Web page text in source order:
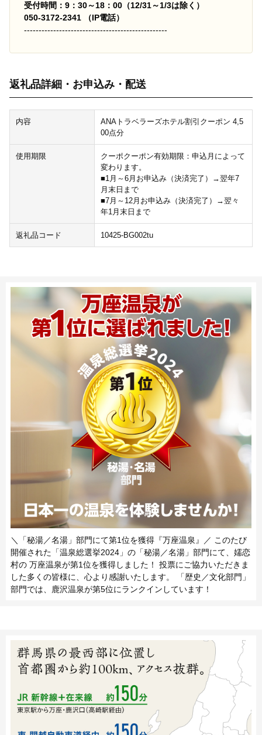
受付時間：9：30～18：00（12/31～1/3は除く）
050-3172-2341 （IP電話）
-------------------------------------------------
返礼品詳細・お申込み・配送
内容
ANAトラベラーズホテル割引クーポン 4,5
00点分
使用期限
クーポクーポン有効期限：申込月によって
変わります。
■1月～6月お申込み（決済完了）→翌年7
月末日まで
■7月～12月お申込み（決済完了）→翌々
年1月末日まで
返礼品コード 10425-BG002tu
＼「秘湯／名湯」部門にて第1位を獲得『万座温泉』／ このたび
開催された「温泉総選挙2024」の「秘湯／名湯」部門にて、嬬恋
村の 万座温泉が第1位を獲得しました！ 投票にご協力いただきま
した多くの皆様に、心より感謝いたします。 「歴史／文化部門」
部門では、鹿沢温泉が第5位にランクインしています！